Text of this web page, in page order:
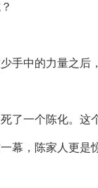
手中的力量之后
了一个陈化。这
幕，陈家人更是